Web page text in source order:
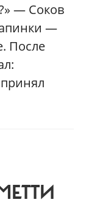
— Соков
—
После